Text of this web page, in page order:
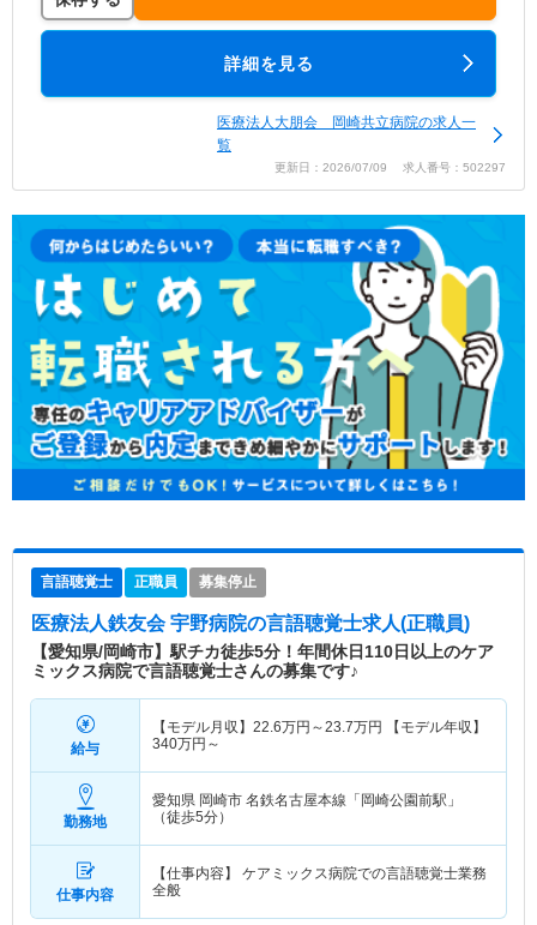
詳細を見る
医療法人大朋会 岡崎共立病院の求人一
覧
更新日：2026/07/09 求人番号：502297
言語聴覚士 正職員 募集停止
医療法人鉄友会 宇野病院の言語聴覚士求人(正職員)
【愛知県/岡崎市】駅チカ徒歩5分！年間休日110日以上のケア
ミックス病院で言語聴覚士さんの募集です♪
給与
【モデル月収】 22.6万円～23.7万円
【モデル年収】
340万円～
勤務地
愛知県 岡崎市 名鉄名古屋本線「岡崎公園前駅」
（徒歩5分）
仕事内容
【仕事内容】 ケアミックス病院での言語聴覚士業務
全般